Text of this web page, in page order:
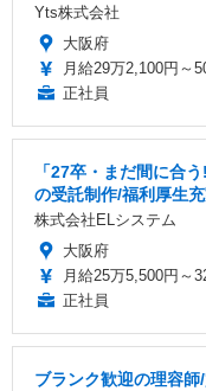
Yts株式会社
大阪府
月給29万2,100円～
正社員
「27卒・まだ間に合
の受託制作/福利厚生
株式会社ELシステム
大阪府
月給25万5,500円～
正社員
ブランク歓迎の理容